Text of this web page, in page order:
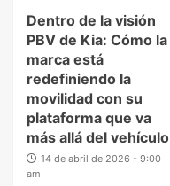
Dentro de la visión
PBV de Kia: Cómo la
marca está
redefiniendo la
movilidad con su
plataforma que va
más allá del vehículo
14 de abril de 2026 - 9:00
am